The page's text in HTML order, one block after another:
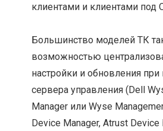
клиентами и клиентами под
Большинство моделей ТК
возможностью
настройки и обновления
сервера управления (Dell
Manager или Wyse
Device Manager, Atrust Device